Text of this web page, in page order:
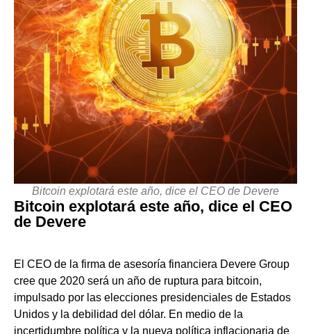
Bitcoin explotará este año, dice el CEO de Devere
Bitcoin explotará este año, dice el CEO
de Devere
El CEO de la firma de asesoría financiera Devere Group
cree que 2020 será un año de ruptura para bitcoin,
impulsado por las elecciones presidenciales de Estados
Unidos y la debilidad del dólar. En medio de la
incertidumbre política y la nueva política inflacionaria de